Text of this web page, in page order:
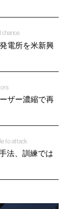
chance
電所を米新興
ザー濃縮で再
to attack
法、訓練では